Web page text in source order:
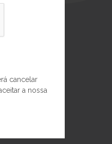
cancelar
a nossa